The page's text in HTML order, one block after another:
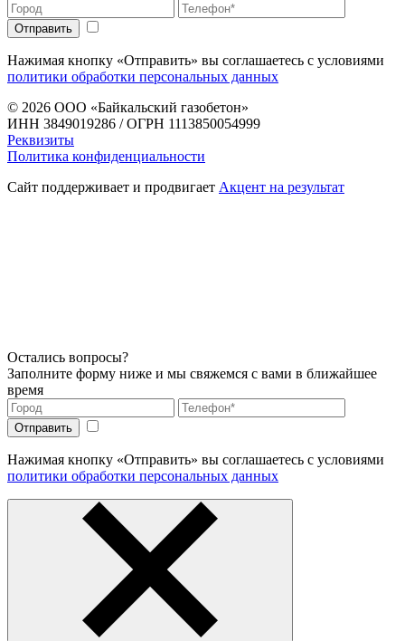
Нажимая кнопку «Отправить» вы соглашаетесь с условиями
политики обработки персональных данных
© 2026 ООО «Байкальский газобетон»
ИНН 3849019286 / ОГРН 1113850054999
Реквизиты
Политика конфиденциальности
Сайт поддерживает и продвигает Акцент на результат
Остались вопросы?
Заполните форму ниже и мы свяжемся с вами в ближайшее
время
Нажимая кнопку «Отправить» вы соглашаетесь с условиями
политики обработки персональных данных